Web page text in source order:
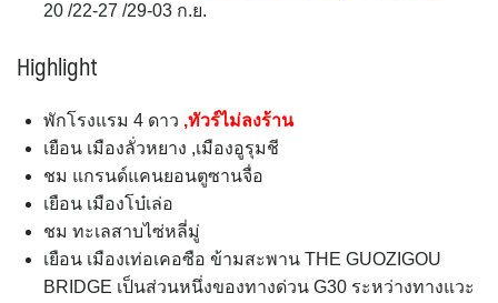
20 /22-27 /29-03 ก.ย.
Highlight
พักโรงแรม 4 ดาว ,ทัวร์ไม่ลงร้าน
เยือน เมืองลั่วหยาง ,เมืองอูรุมชี
ชม แกรนด์แคนยอนตูซานจื่อ
เยือน เมืองโบ๋เล่อ
ชม ทะเลสาบไซ่หลี่มู่
เยือน เมืองเท่อเคอซือ ข้ามสะพาน THE GUOZIGOU
BRIDGE เป็นส่วนหนึ่งของทางด่วน G30 ระหว่างทางแวะ